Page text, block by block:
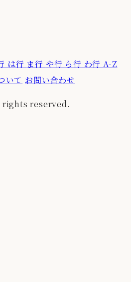
は行 ま行 や行 ら行 わ行A-Z
いて お問い合わせ
reserved.